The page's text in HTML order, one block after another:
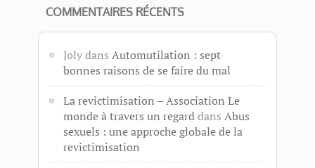
COMMENTAIRES RÉCENTS
Jolydans Automutilation : sept
bonnes raisons de se faire du mal
La revictimisation – Association Le
monde à travers un regarddans Abus
sexuels : une approche globale de la
revictimisation